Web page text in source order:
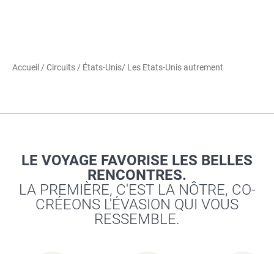
Accueil /Circuits / États-Unis/ Les Etats-Unis autrement
LE VOYAGE FAVORISE LES BELLES
RENCONTRES.
LA PREMIÈRE, C'EST LA NÔTRE, CO-
CRÉEONS L'ÉVASION QUI VOUS
RESSEMBLE.